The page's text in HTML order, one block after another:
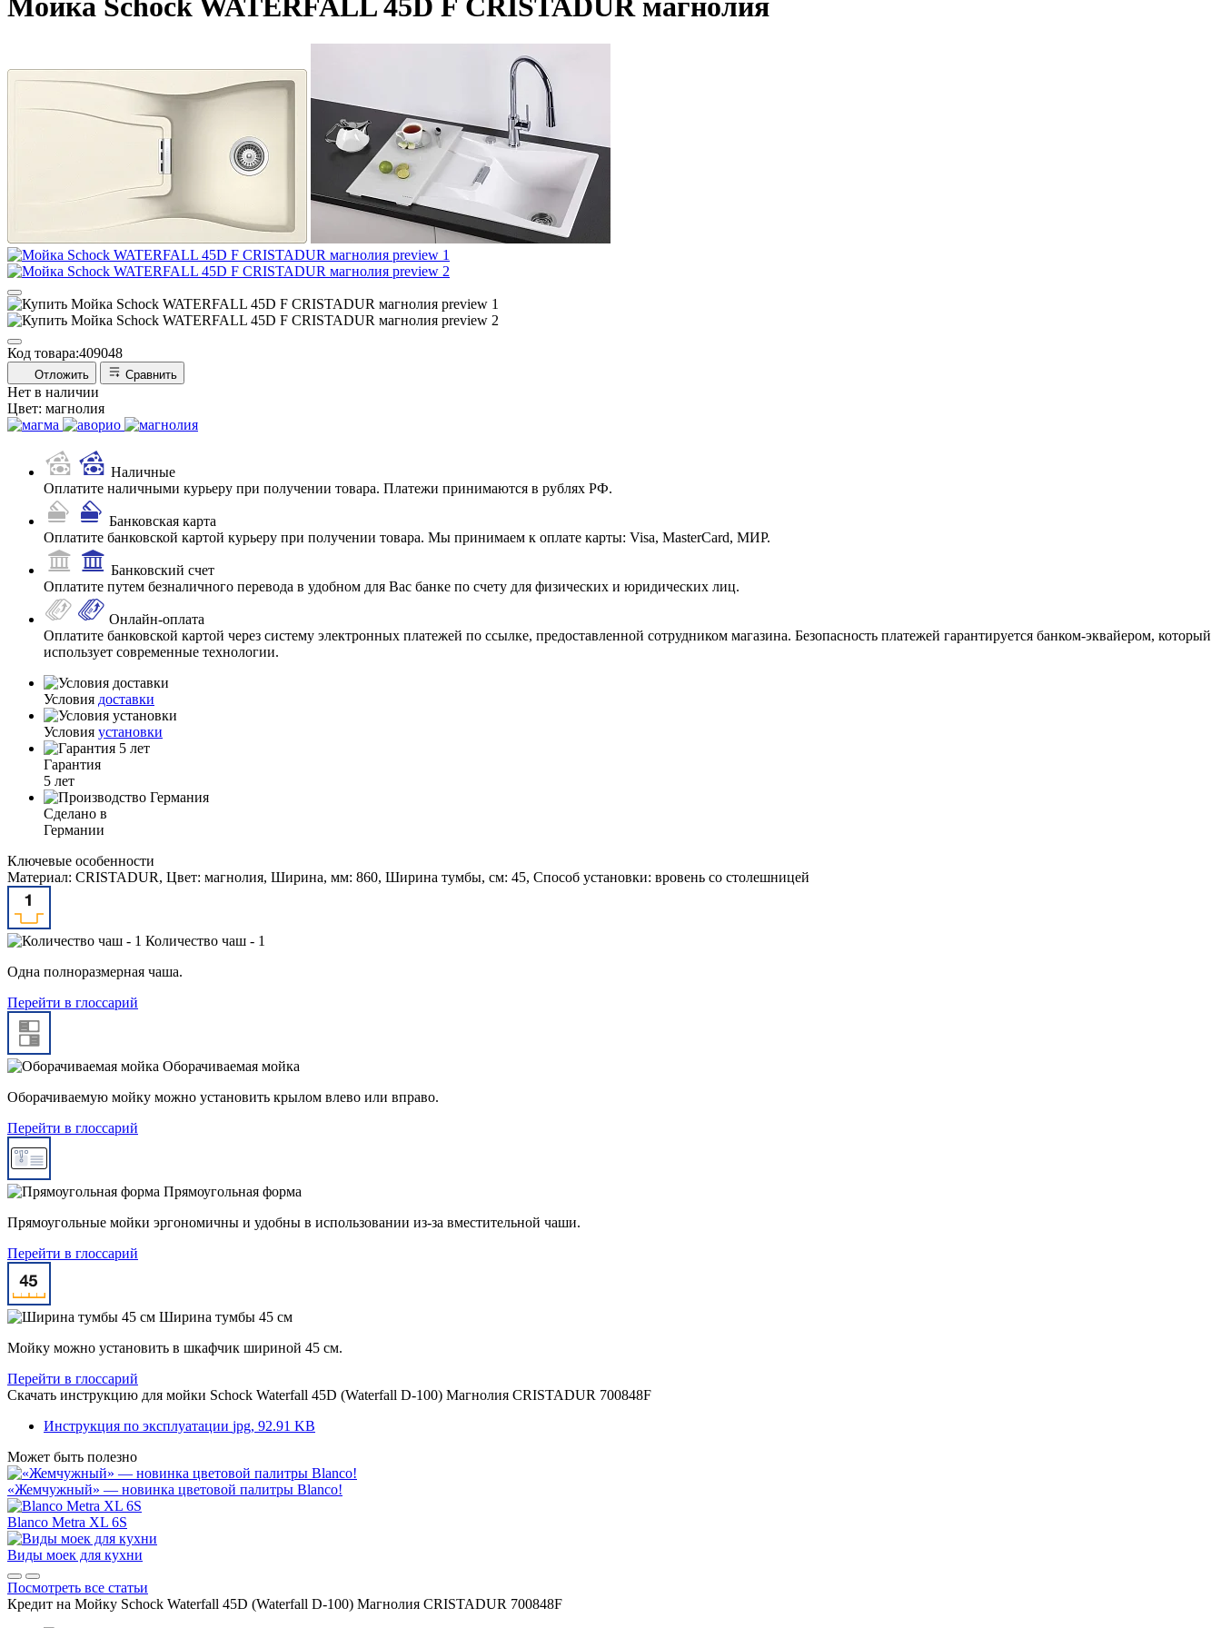
Мойка Schock WATERFALL 45D F CRISTADUR магнолия
Код товара:409048
Отложить Сравнить
Нет в наличии
Цвет: магнолия
Наличные
Оплатите наличными курьеру при получении товара. Платежи принимаются в рублях РФ.
Банковская карта
Оплатите банковской картой курьеру при получении товара. Мы принимаем к оплате карты: Visa, MasterCard, МИР.
Банковский счет
Оплатите путем безналичного перевода в удобном для Вас банке по счету для физических и юридических лиц.
Онлайн-оплата
Оплатите банковской картой через систему электронных платежей по ссылке, предоставленной сотрудником магазина. Безопасность платежей гарантируется банком-эквайером, который
использует современные технологии.
Условия доставки
Условия установки
Гарантия
5 лет
Сделано в
Германии
Ключевые особенности
Материал: CRISTADUR, Цвет: магнолия, Ширина, мм: 860, Ширина тумбы, см: 45, Способ установки: вровень со столешницей
Количество чаш - 1
Одна полноразмерная чаша.
Перейти в глоссарий
Оборачиваемая мойка
Оборачиваемую мойку можно установить крылом влево или вправо.
Перейти в глоссарий
Прямоугольная форма
Прямоугольные мойки эргономичны и удобны в использовании из-за вместительной чаши.
Перейти в глоссарий
Ширина тумбы 45 см
Мойку можно установить в шкафчик шириной 45 см.
Перейти в глоссарий
Скачать инструкцию для мойки Schock Waterfall 45D (Waterfall D-100) Магнолия CRISTADUR 700848F
Инструкция по эксплуатации jpg, 92.91 KB
Может быть полезно
«Жемчужный» — новинка цветовой палитры Blanco!
Blanco Metra XL 6S
Виды моек для кухни
Посмотреть все статьи
Кредит на Мойку Schock Waterfall 45D (Waterfall D-100) Магнолия CRISTADUR 700848F